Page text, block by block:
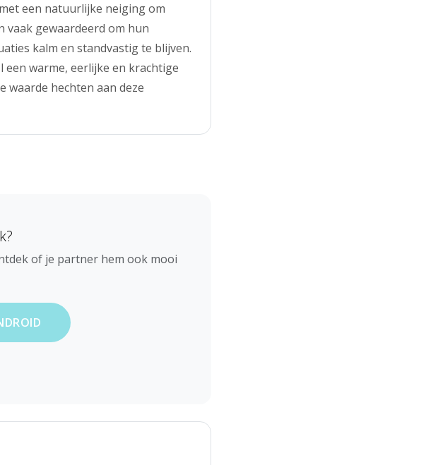
een natuurlijke neiging om
vaak gewaardeerd om hun
kalm en standvastig te blijven.
een warme, eerlijke en krachtige
hechten aan deze
of je partner hem ook mooi